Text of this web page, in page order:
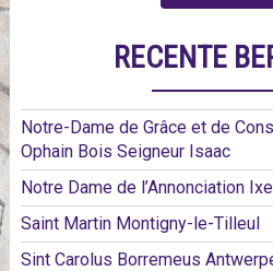
RECENTE
Notre-Dame de Grâce et de
Ophain Bois Seigneur Isaac
Notre Dame de l’Annonciation
Saint Martin Montigny-le-Tilleul
Sint Carolus Borremeus